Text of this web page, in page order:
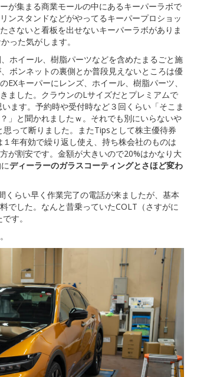
が集まる商業モールの中にあるキーパーラボで
ンスタンドなどがやってるキーパープロショッ
さないと看板を出せないキーパーラボがありま
った気がします。
ホイール、樹脂パーツなどを含めたまるごと施
ボンネットの裏側とか普段見えないところは優
キーパーにレンズ、ホイール、樹脂パーツ、
ました。クラウンのLサイズだとプレミアムで
ます。予約時や受付時など３回くらい「そこま
」と聞かれましたｗ。それでも別にいらないや
って断りました。またTipsとして株主優待券
年有効で繰り返し使え、持ち株会社のものは
が割安です。金額が大きいので20%はかなり大
ディーラーのガラスコーティングとさほど変わ
らい早く作業完了の電話が来ましたが、基本
でした。なんと昔乗っていたCOLT（さすがに
す。